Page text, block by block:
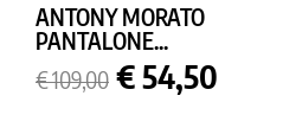
ANTONY MORATO
PANTALONE...
Prezzo
base
€ 109,00 Prezzo
€ 54,50